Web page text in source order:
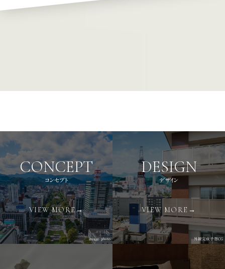
CONCEPT
コンセプト
VIEW MORE→
image photo
DESIGN
デザイン
VIEW MORE→
外観完成予想CG